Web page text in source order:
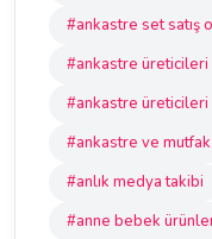
#ankastre set satış
#ankastre üreticileri
#ankastre
#ankastre ve mutfak
#anlık medya takibi
#anne bebek